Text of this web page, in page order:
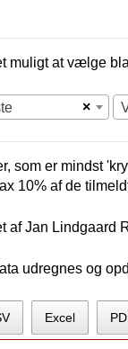
muligt at vælge
×
som er mindst
10% af de
af Jan Lindgaard
udregnes og
Excel